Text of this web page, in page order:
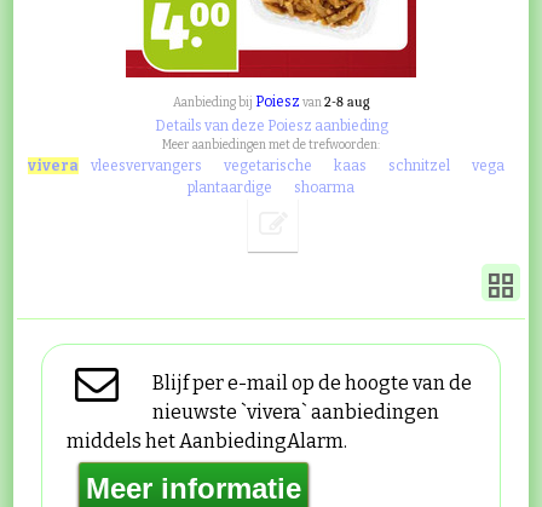
Aanbieding bij Poiesz van2-8 aug
Details van deze Poiesz aanbieding
Meer aanbiedingen met de trefwoorden:
vivera vleesvervangers vegetarische kaas schnitzel
vega
plantaardige
shoarma
Blijf per e-mail op de hoogte van de
nieuwste `vivera` aanbiedingen
middels het AanbiedingAlarm.